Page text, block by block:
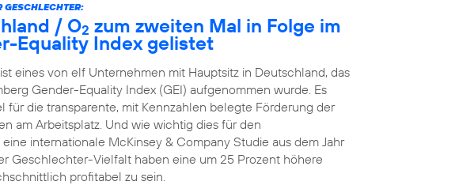
GESCHLECHTER:
/ O2 zum zweiten Mal in Folge im
Equality Index gelistet
ist eines von elf Unternehmen mit Hauptsitz in Deutschland, das
Gender-Equality Index (GEI) aufgenommen wurde. Es
für die transparente, mit Kennzahlen belegte Förderung der
am Arbeitsplatz. Und wie wichtig dies für den
internationale McKinsey & Company Studie aus dem Jahr
Geschlechter-Vielfalt haben eine um 25 Prozent höhere
profitabel zu sein.